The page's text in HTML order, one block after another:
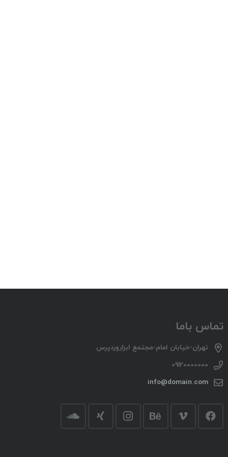
تماس باما
تهران-خیابان امام-مجتمع ابزاروردپرس
09120000000
info@domain.com